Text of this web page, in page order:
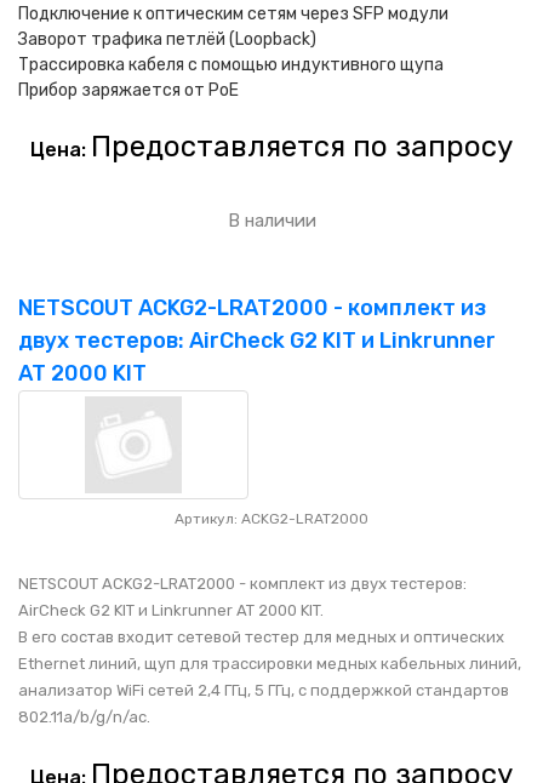
Подключение к оптическим сетям через SFP модули
Заворот трафика петлёй (Loopback)
Трассировка кабеля с помощью индуктивного щупа
Прибор заряжается от PoE
Цена: Предоставляется по запросу
В наличии
NETSCOUT ACKG2-LRAT2000 - комплект из
двух тестеров: AirCheck G2 KIT и Linkrunner
AT 2000 KIT
Артикул: ACKG2-LRAT2000
NETSCOUT ACKG2-LRAT2000 - комплект из двух тестеров:
AirCheck G2 KIT и Linkrunner AT 2000 KIT.
В его состав входит сетевой тестер для медных и оптических
Ethernet линий, щуп для трассировки медных кабельных линий,
анализатор WiFi сетей 2,4 ГГц, 5 ГГц, с поддержкой стандартов
802.11a/b/g/n/ac.
Цена: Предоставляется по запросу